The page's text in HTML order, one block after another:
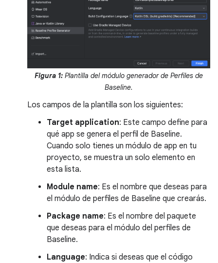
Figura 1: Plantilla del módulo generador de Perfiles de
Baseline.
Los campos de la plantilla son los siguientes:
Target application: Este campo define para
qué app se genera el perfil de Baseline.
Cuando solo tienes un módulo de app en tu
proyecto, se muestra un solo elemento en
esta lista.
Module name: Es el nombre que deseas para
el módulo de perfiles de Baseline que crearás.
Package name: Es el nombre del paquete
que deseas para el módulo del perfiles de
Baseline.
Language: Indica si deseas que el código